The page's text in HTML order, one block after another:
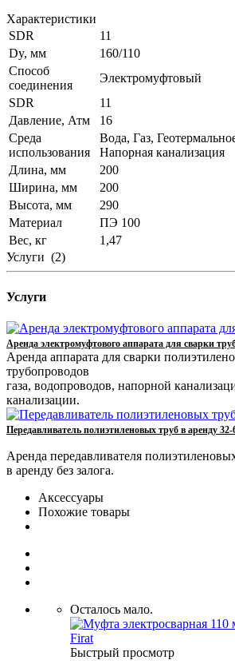
Характеристики
SDR
11
Dy, мм
160/110
Способ
соединения
Электромуфтовый
SDR
11
Давление, Атм
16
Среда
использования
Вода, Газ,
Напорная канализация
Длина, мм
200
Ширина, мм
200
Высота, мм
290
Материал
ПЭ 100
Вес, кг
1,47
Услуги (2)
Услуги
Аренда электромуфтового аппарата для сварки
Аренда аппарата для сварки
трубопроводов
газа, водопроводов, напорной
канализации.
Передавливатель полиэтиленовых труб в аренду 32-
Аренда передавливателя
в аренду без залога.
Аксессуары
Похожие товары
Осталось мало.
Быстрый просмотр